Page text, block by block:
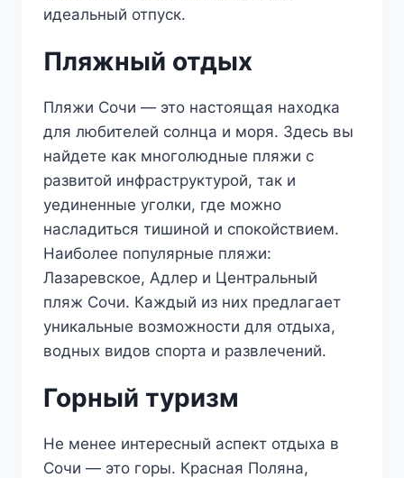
идеальный отпуск.
Пляжный отдых
Пляжи Сочи — это настоящая находка
для любителей солнца и моря. Здесь вы
найдете как многолюдные пляжи с
развитой инфраструктурой, так и
уединенные уголки, где можно
насладиться тишиной и спокойствием.
Наиболее популярные пляжи:
Лазаревское, Адлер и Центральный
пляж Сочи. Каждый из них предлагает
уникальные возможности для отдыха,
водных видов спорта и развлечений.
Горный туризм
Не менее интересный аспект отдыха в
Сочи — это горы. Красная Поляна,